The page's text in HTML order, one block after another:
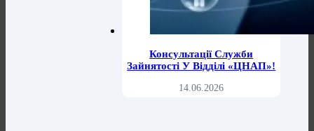
Консультації Служби
Зайнятості У Відділі «ЦНАП»!
14.06.2026